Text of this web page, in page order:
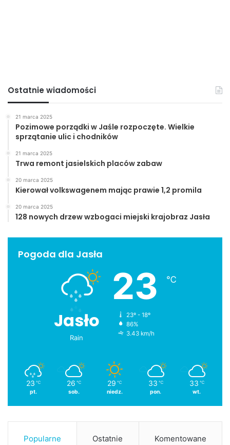
Ostatnie wiadomości
21 marca 2025
Pozimowe porządki w Jaśle rozpoczęte. Wielkie
sprzątanie ulic i chodników
21 marca 2025
Trwa remont jasielskich placów zabaw
20 marca 2025
Kierował volkswagenem mając prawie 1,2 promila
20 marca 2025
128 nowych drzew wzbogaci miejski krajobraz Jasła
Pogoda dla Jasła
Jasło
Rain
23 ℃
23º - 18º
86%
3.43 km/h
23 ℃
pt.
26 ℃
sob.
29 ℃
niedz.
33 ℃
pon.
33 ℃
wt.
Popularne Ostatnie Komentowane